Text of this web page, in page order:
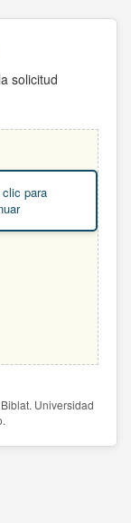
solicitud
para
Universidad